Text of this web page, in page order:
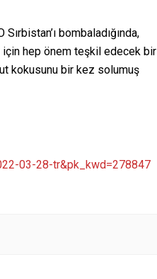
bombaladığında,
için hep önem teşkil edecek bir
kokusunu bir kez solumuş
03-28-tr&pk_kwd=278847